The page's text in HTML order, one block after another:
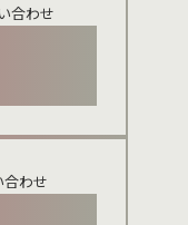
合わせ
わせ